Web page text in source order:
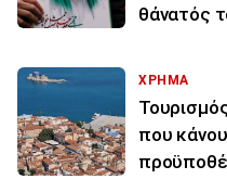
θάνατός
ΧΡΗΜΑ
που